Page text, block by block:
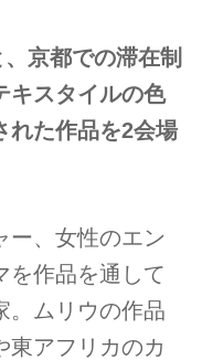
京都での滞在制
キスタイルの色
れた作品を2会場
ー、女性のエン
を作品を通して
。ムリウの作品
東アフリカのカ